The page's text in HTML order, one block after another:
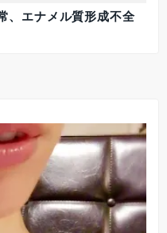
、エナメル質形成不全